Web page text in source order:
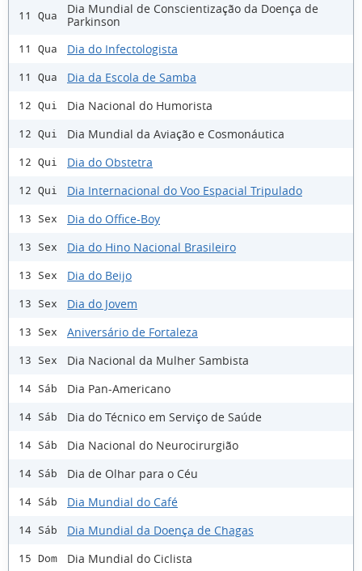
11 Qua
Dia Mundial de Conscientização da Doença de
Parkinson
11 Qua Dia do Infectologista
11 Qua Dia da Escola de Samba
12 Qui Dia Nacional do Humorista
12 Qui Dia Mundial da Aviação e Cosmonáutica
12 Qui Dia do Obstetra
12 Qui Dia Internacional do Voo Espacial Tripulado
13 Sex Dia do Office-Boy
13 Sex Dia do Hino Nacional Brasileiro
13 Sex Dia do Beijo
13 Sex Dia do Jovem
13 Sex Aniversário de Fortaleza
13 Sex Dia Nacional da Mulher Sambista
14 Sáb Dia Pan-Americano
14 Sáb Dia do Técnico em Serviço de Saúde
14 Sáb Dia Nacional do Neurocirurgião
14 Sáb Dia de Olhar para o Céu
14 Sáb Dia Mundial do Café
14 Sáb Dia Mundial da Doença de Chagas
15 Dom Dia Mundial do Ciclista